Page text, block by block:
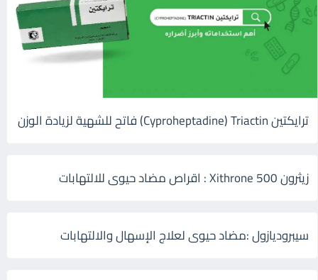
ترايكتين Cyproheptadine) Triactin) فاتح للشهية لزيادة الوزن
زيثرون 500 Xithrone : اقراص مضاد حيوى للالتهابات
سيبروديازول :مضاد حيوى لعلاج الإسهال والالتهابات